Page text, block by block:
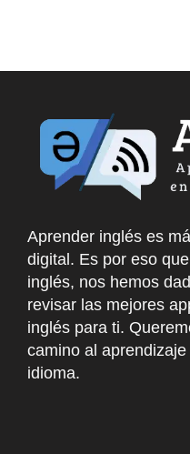
Aprender inglés es
digital. Es por eso
inglés, nos hemos
revisar las mejores
inglés para ti.
camino al
idioma.